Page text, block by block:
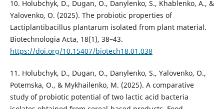
10. Holubchyk, D., Dugan, O., Danylenko, S., Khablenko, A., &
Yalovenko, O. (2025). The probiotic properties of
Lactiplantibacillus plantarum isolated from plant material.
Biotechnologia Acta, 18(1), 38–43.
https://doi.org/10.15407/biotech18.01.038
11. Holubchyk, D., Dugan, O., Danylenko, S., Yalovenko, O.,
Potemska, O., & Mykhailenko, M. (2025). A comparative
study of probiotic potential of two lactic acid bacteria